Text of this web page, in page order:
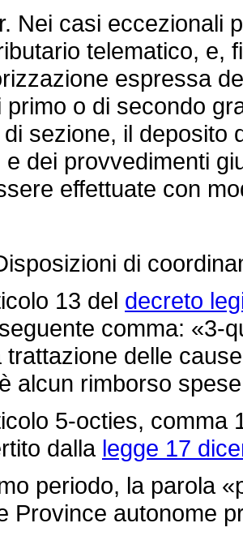
casi eccezionali
telematico, e,
espressa
primo o di secondo
sezione, il deposito
e dei provvedimenti
effettuate con
di
13 del decreto
comma: «3-
trattazione delle
alcun rimborso
5-octies, comma
dalla legge 17
periodo, la parola
Province autonome